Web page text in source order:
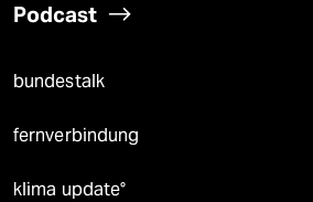
Podcast
bundestalk
fernverbindung
klima update°